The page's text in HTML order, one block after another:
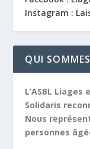
Instagram :
QUI
L’ASBL
Solidaris
Nous
personnes